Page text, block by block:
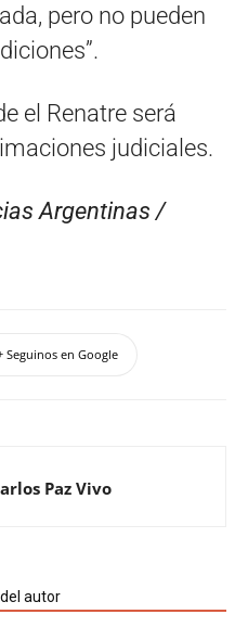
pero no pueden
el Renatre será
judiciales.
Argentinas /
Seguinos en Google
Paz Vivo
autor